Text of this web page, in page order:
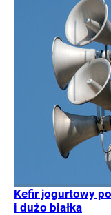
Kefir jogurtowy
i dużo białka